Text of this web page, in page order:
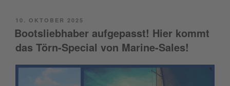
POSTED
ON
10. OKTOBER 2025
Bootsliebhaber aufgepasst! Hier kommt
das Törn-Special von Marine-Sales!